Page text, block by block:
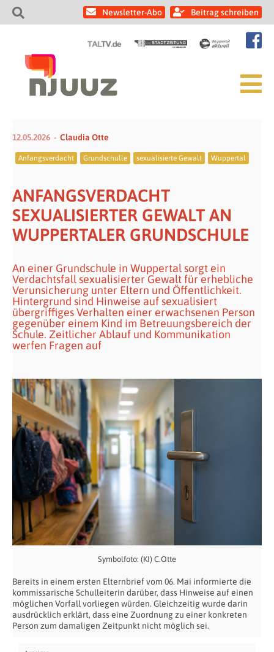
Newsletter-Abo Beitrag schreiben
12.05.2026 Claudia Otte
Anfangsverdacht Grundschulle sexualisierte Gewalt Wuppertal
ANFANGSVERDACHT
SEXUALISIERTER GEWALT AN
WUPPERTALER GRUNDSCHULE
An einer Grundschule in Wuppertal sorgt ein
Verdachtsfall sexualisierter Gewalt für erhebliche
Verunsicherung unter Eltern und Öffentlichkeit.
Hintergrund sind Hinweise auf sexualisiert
übergriffiges Verhalten einer erwachsenen Person
gegenüber einem Kind im Betreuungsbereich der
Schule. Zeitlicher Ablauf und Kommunikation
werfen Fragen auf
Symbolfoto: (KI) C.Otte
Bereits in einem ersten Elternbrief vom 06. Mai informierte die
kommissarische Schulleiterin darüber, dass Hinweise auf einen
möglichen Vorfall vorliegen würden. Gleichzeitig wurde darin
ausdrücklich erklärt, dass eine Zuordnung zu einer konkreten
Person zum damaligen Zeitpunkt nicht möglich sei.